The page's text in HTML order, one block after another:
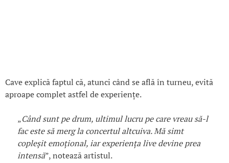
Cave explică faptul că, atunci când se află în turneu, evită
aproape complet astfel de experiențe.
„Când sunt pe drum, ultimul lucru pe care vreau să-l
fac este să merg la concertul altcuiva. Mă simt
copleșit emoțional, iar experiența live devine prea
intensă”, notează artistul.